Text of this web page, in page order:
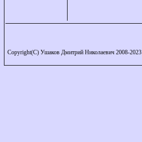
Copyright(C) Ушаков Дмитрий Николаевич 2008-2023